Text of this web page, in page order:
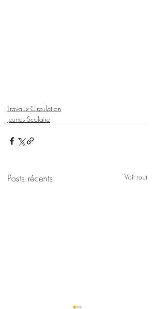
Travaux Circulation
Jeunes Scolaire
Posts récents Voir tout